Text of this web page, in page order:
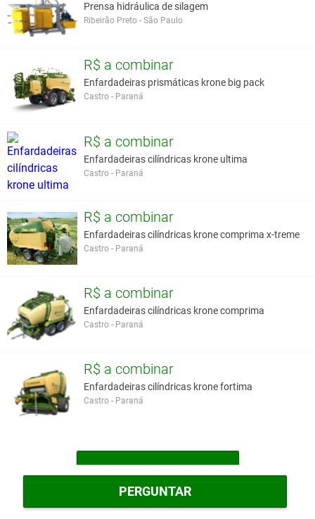
PERGUNTAR
Prensa hidráulica de silagem
Ribeirão Preto - São Paulo
R$ a combinar
Enfardadeiras prismáticas krone big pack
Castro - Paraná
R$ a combinar
Enfardadeiras cilíndricas krone ultima
Castro - Paraná
R$ a combinar
Enfardadeiras cilíndricas krone comprima x-treme
Castro - Paraná
R$ a combinar
Enfardadeiras cilíndricas krone comprima
Castro - Paraná
R$ a combinar
Enfardadeiras cilíndricas krone fortima
Castro - Paraná